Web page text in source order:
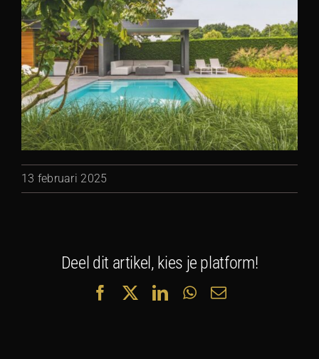
13 februari 2025
Deel dit artikel, kies je platform!
FacebookLinkedInWhatsApp
E-